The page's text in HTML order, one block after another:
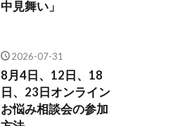
中見舞い」
2026-07-31
8月4日、12日、18
日、23日オンライン
お悩み相談会の参加